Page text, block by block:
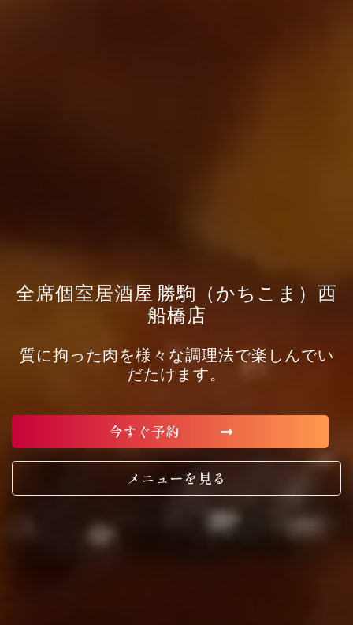
全席個室居酒屋 勝駒（かちこま）西
船橋店
質に拘った肉を様々な調理法で楽しんでい
だたけます。
今すぐ予約
メニューを見る